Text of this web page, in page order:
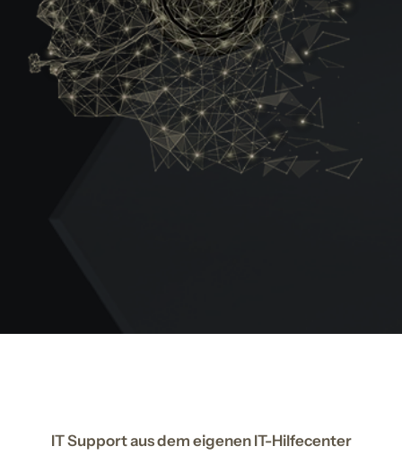
IT Support aus dem eigenen IT-Hilfecenter